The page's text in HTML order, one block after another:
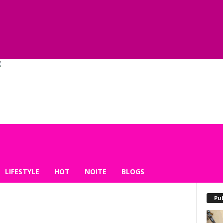
LIFESTYLE HOT NOITE BLOGS